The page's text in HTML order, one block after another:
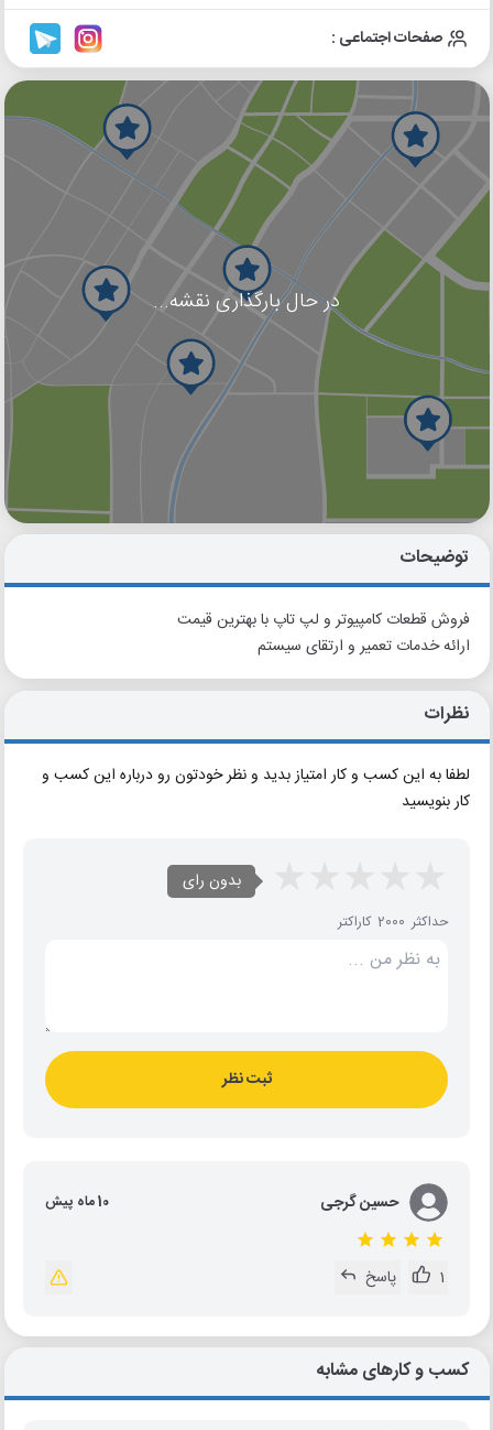
صفحات اجتماعی :
در حال بارگذاری نقشه...
گوگل
توضیحات
فروش قطعات کامپیوتر و لپ تاپ با بهترین قیمت
ارائه خدمات تعمیر و ارتقای سیستم
نظرات
لطفا به این کسب و کار امتیاز بدید و نظر خودتون رو درباره این کسب و
کار بنویسید
بدون رای
حداکثر 2000 کاراکتر
ثبت نظر
حسین گرجی 10 ماه پیش
1 پاسخ
کسب و کارهای مشابه